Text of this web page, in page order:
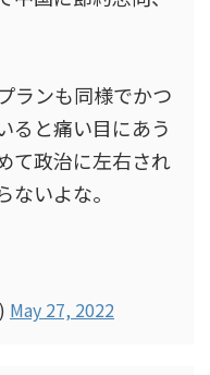
ランも同様でかつ
ると痛い目にあう
て政治に左右され
いよな。
May 27, 2022